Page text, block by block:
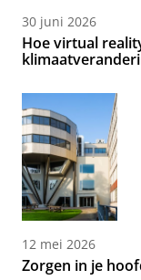
30 juni 2026
Hoe virtual
12 mei 2026
Zorgen in je